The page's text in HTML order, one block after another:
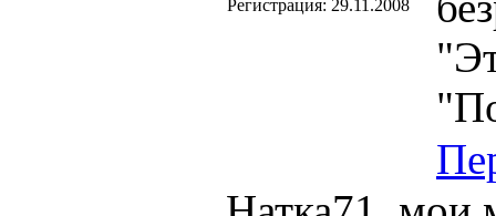
Регистрация: 29.11.2008